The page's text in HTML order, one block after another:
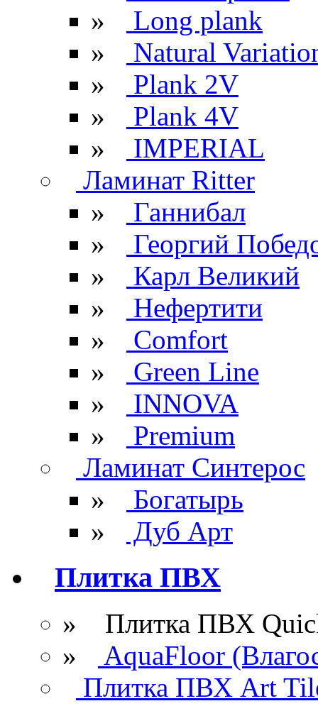
»
Long plank
»
Natural
»
Plank 2V
»
Plank 4V
»
IMPERIAL
Ламинат Ritter
»
Ганнибал
»
Георгий
»
Карл Великий
»
Нефертити
»
Comfort
»
Green Line
»
INNOVA
»
Premium
Ламинат Синтерос
»
Богатырь
»
Дуб Арт
Плитка ПВХ
» Плитка ПВХ
»
AquaFloor
Плитка ПВХ Art